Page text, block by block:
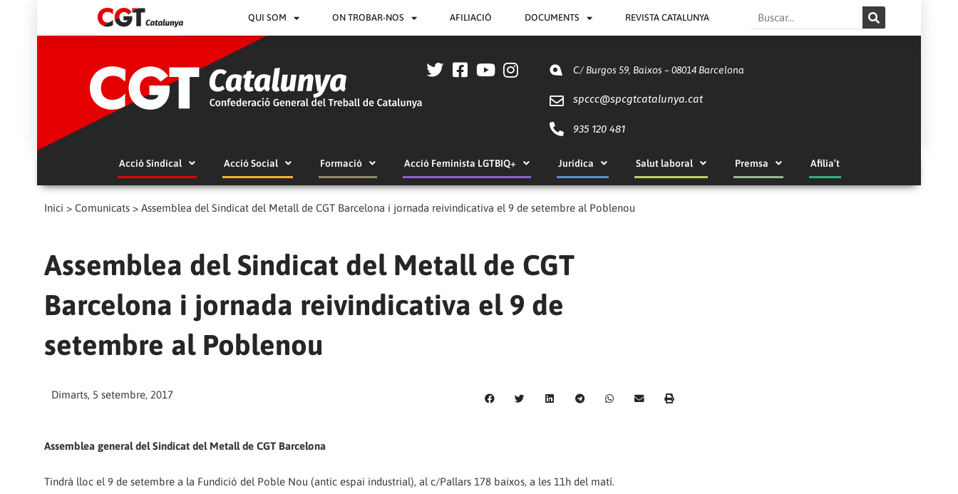
QUI SOM ON TROBAR-NOS AFILIACIÓ DOCUMENTS REVISTA CATALUNYA Search
C/ Burgos 59, Baixos – 08014 Barcelona
spccc@spcgtcatalunya.cat
935 120 481
Acció Sindical Acció Social Formació Acció Feminista LGTBIQ+ Jurídica Salut laboral Premsa Afilia’t
Inici > Comunicats > Assemblea del Sindicat del Metall de CGT Barcelona i jornada reivindicativa el 9 de setembre al Poblenou
Assemblea del Sindicat del Metall de CGT
Barcelona i jornada reivindicativa el 9 de
setembre al Poblenou
Dimarts, 5 setembre, 2017
Assemblea general del Sindicat del Metall de CGT Barcelona
Tindrà lloc el 9 de setembre a la Fundició del Poble Nou (antic espai industrial), al c/Pallars 178 baixos, a les 11h del matí.